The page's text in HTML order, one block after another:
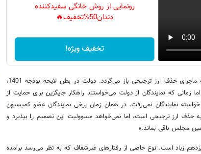
رونمایی از روش خانگی سفیدکننده
دندان50%تخفیف🔥
تخفیف ویژه!
نمونه دیگر این نوع رفتارهای غیرشفاف به ماجرای حذف ارز ترجیحی باز می‌گردد. دولت در بطن لایحه بودجه 1401،
زمانی که نمایندگان از دولت می‌خواستند راهکار جایگزین برای حمایت از
خواسته نمایندگان نمی‌رفت. در همان زمان برخی نمایندگان عضو کمیسیون
به حذف ارز ترجیحی است، اما نمی‌خواهد مسوولیت این تصمیم را بپذیرد و
مجلس باقی بماند.»
زیاد است. نوع خاصی از رفتارهای غیرشفاف که به نظر می‌رسد برآمده